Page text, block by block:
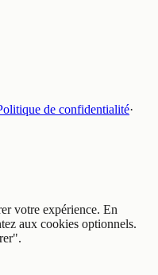
de confidentialité·
votre expérience. En
aux cookies optionnels.
.